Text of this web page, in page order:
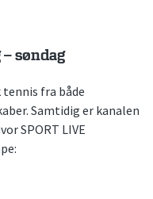
søndag
tennis fra både
Samtidig er kanalen
SPORT LIVE